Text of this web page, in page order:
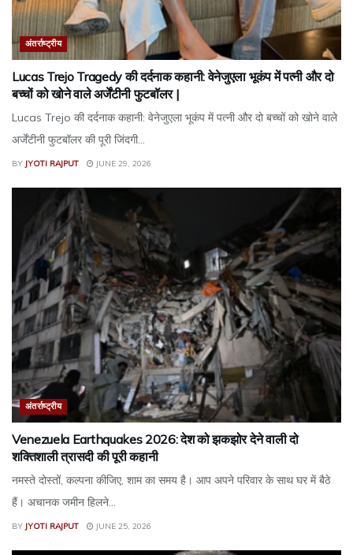
अंतर्राष्ट्रीय
Lucas Trejo Tragedy की दर्दनाक कहानी: वेनेजुएला भूकंप में पत्नी और दो
बच्चों को खोने वाले अर्जेंटीनी फुटबॉलर |
Lucas Trejo की दर्दनाक कहानी: वेनेजुएला भूकंप में पत्नी और दो बच्चों को खोने वाले
अर्जेंटीनी फुटबॉलर की पूरी जिंदगी...
BY JYOTI RAJPUT JUNE 29, 2026
अंतर्राष्ट्रीय
Venezuela Earthquakes 2026: देश को झकझोर देने वाली दो
शक्तिशाली त्रासदी की पूरी कहानी
नमस्ते दोस्तों, कल्पना कीजिए, शाम का समय है। आप अपने परिवार के साथ घर में बैठे
हैं। अचानक जमीन हिलने...
BY JYOTI RAJPUT JUNE 25, 2026